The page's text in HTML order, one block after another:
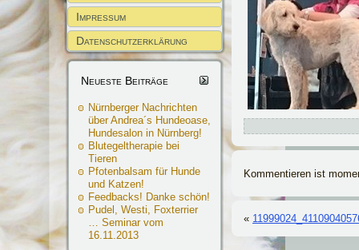
Impressum
Datenschutzerklärung
Neueste Beiträge
Nürnberger Nachrichten
über Andrea´s Hundeoase,
Hundesalon in Nürnberg!
Blutegeltherapie bei
Tieren
Pfotenbalsam für Hunde
und Katzen!
Feedbacks! Danke schön!
Pudel, Westi, Foxterrier
… Seminar vom
16.11.2013
Kommentieren ist
«